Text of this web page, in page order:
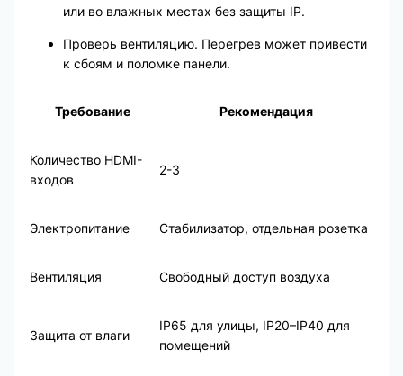
или во влажных местах без защиты IP.
Проверь вентиляцию. Перегрев может привести
к сбоям и поломке панели.
Требование Рекомендация
Количество HDMI-
входов
2-3
Электропитание Стабилизатор, отдельная розетка
Вентиляция Свободный доступ воздуха
Защита от влаги
IP65 для улицы, IP20–IP40 для
помещений